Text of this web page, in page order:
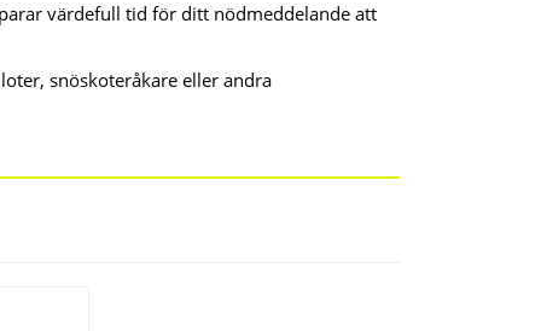
värdefull tid för ditt nödmeddelande att
snöskoteråkare eller andra